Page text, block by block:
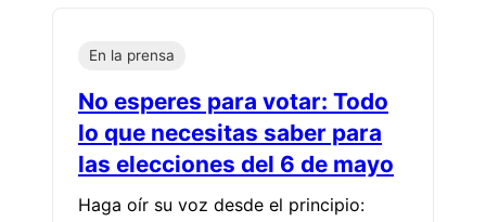
En la prensa
No esperes para votar: Todo
lo que necesitas saber para
las elecciones del 6 de mayo
Haga oír su voz desde el principio: